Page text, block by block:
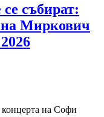
събират:
Миркович
концерта на Софи